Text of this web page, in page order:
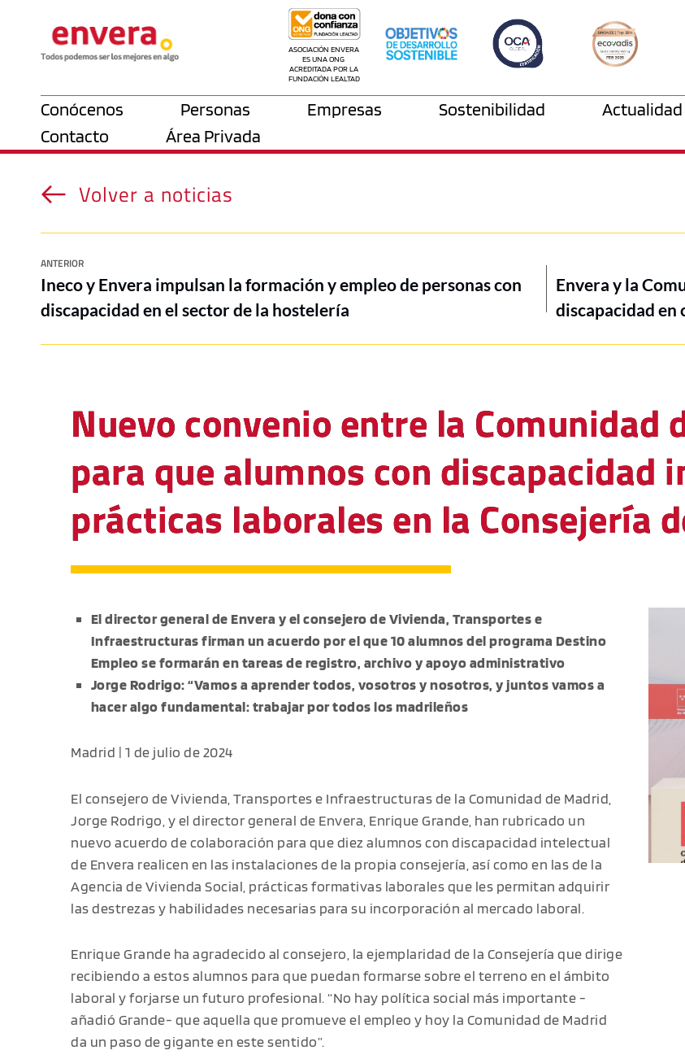
ASOCIACIÓN ENVERA
ES UNA ONG
ACREDITADA POR LA
FUNDACIÓN LEALTAD
Conócenos Personas Empresas Sostenibilidad Actualidad
Contacto
Área Privada
Volver a noticias
ANTERIOR
Ineco y Envera impulsan la formación y empleo de personas con
discapacidad en el sector de la hostelería
Envera y la
discapacidad en
Nuevo convenio entre la Comunidad
para que alumnos con discapacidad
prácticas laborales en la Consejería
El director general de Envera y el consejero de Vivienda, Transportes e
Infraestructuras firman un acuerdo por el que 10 alumnos del programa Destino
Empleo se formarán en tareas de registro, archivo y apoyo administrativo
Jorge Rodrigo: “Vamos a aprender todos, vosotros y nosotros, y juntos vamos a
hacer algo fundamental: trabajar por todos los madrileños
Madrid | 1 de julio de 2024
El consejero de Vivienda, Transportes e Infraestructuras de la Comunidad de Madrid,
Jorge Rodrigo, y el director general de Envera, Enrique Grande, han rubricado un
nuevo acuerdo de colaboración para que diez alumnos con discapacidad intelectual
de Envera realicen en las instalaciones de la propia consejería, así como en las de la
Agencia de Vivienda Social, prácticas formativas laborales que les permitan adquirir
las destrezas y habilidades necesarias para su incorporación al mercado laboral.
Enrique Grande ha agradecido al consejero, la ejemplaridad de la Consejería que dirige
recibiendo a estos alumnos para que puedan formarse sobre el terreno en el ámbito
laboral y forjarse un futuro profesional. “No hay política social más importante -
añadió Grande- que aquella que promueve el empleo y hoy la Comunidad de Madrid
da un paso de gigante en este sentido”.